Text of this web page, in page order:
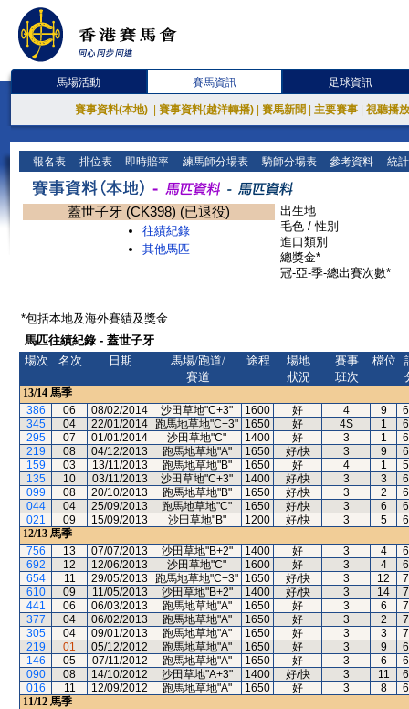
馬場活動 賽馬資訊 足球資訊
賽事資料(本地) 賽事資料(越洋轉播) 賽馬新聞 主要賽事 視聽播
報名表 排位表 即時賠率 練馬師分場表 騎師分場表 參考資料 統
蓋世子牙 (CK398) (已退役)
往績紀錄
其他馬匹
出生地
毛色 / 性別
進口類別
總獎金*
冠-亞-季-總出賽次數*
*包括本地及海外賽績及獎金
馬匹往績紀錄 - 蓋世子牙
場次
名次 日期
馬場/跑道/
賽道
途程
場地
狀況
賽事
班次
檔位
13/14 馬季
386
06 08/02/2014 沙田草地"C+3" 1600 好 4 9
345
04 22/01/2014 跑馬地草地"C+3" 1650 好 4S 1
295
07 01/01/2014 沙田草地"C" 1400 好 3 1
219
08 04/12/2013 跑馬地草地"A" 1650 好/快 3 9
159
03 13/11/2013 跑馬地草地"B" 1650 好 4 1
135
10 03/11/2013 沙田草地"C+3" 1400 好/快 3 3
099
08 20/10/2013 跑馬地草地"B" 1650 好/快 3 2
044
04 25/09/2013 跑馬地草地"C" 1650 好/快 3 6
021
09 15/09/2013 沙田草地"B" 1200 好/快 3 5
12/13 馬季
756
13 07/07/2013 沙田草地"B+2" 1400 好 3 4
692
12 12/06/2013 沙田草地"C" 1600 好 3 4
654
11 29/05/2013 跑馬地草地"C+3" 1650 好/快 3 12
610
09 11/05/2013 沙田草地"B+2" 1400 好/快 3 14
441
06 06/03/2013 跑馬地草地"A" 1650 好 3 6
377
04 06/02/2013 跑馬地草地"A" 1650 好 3 2
305
04 09/01/2013 跑馬地草地"A" 1650 好 3 3
219
01 05/12/2012 跑馬地草地"A" 1650 好 3 9
146
05 07/11/2012 跑馬地草地"A" 1650 好 3 6
090
08 14/10/2012 沙田草地"A+3" 1400 好/快 3 11
016
11 12/09/2012 跑馬地草地"A" 1650 好 3 8
11/12 馬季